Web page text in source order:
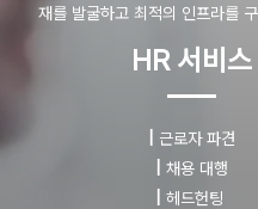
재를 발굴하고 최적의 인프라를
HR 서비스
근로자 파견
채용 대행
헤드헌팅